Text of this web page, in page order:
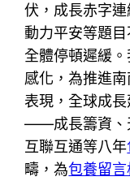
伏，成長赤字
動力平安等題
全體停頓遲緩
感化，為推進
表現，全球成
——成長籌資、
互聯互通等八年
疇，為包養留